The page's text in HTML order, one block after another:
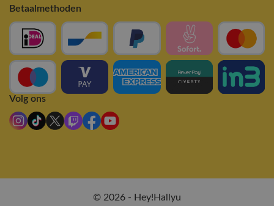
Betaalmethoden
Volg ons
© 2026 - Hey!Hallyu